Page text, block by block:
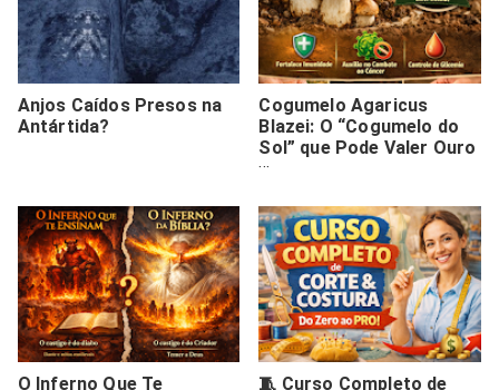
Anjos Caídos Presos na
Antártida?
Cogumelo Agaricus
Blazei: O “Cogumelo do
Sol” que Pode Valer Ouro
– Benefícios, Cultivo e
O Inferno Que Te 🧵 Curso Completo de